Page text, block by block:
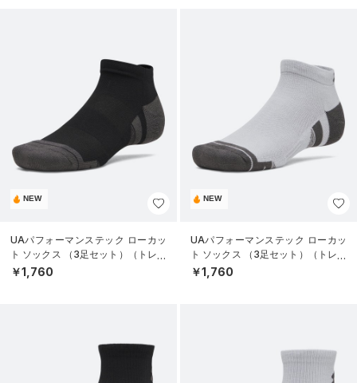
NEW
UAパフォーマンステック ローカッ
ト ソックス （3足セット）（トレー
ニング/UNISEX）
￥1,760
NEW
UAパフォーマンステック ローカッ
ト ソックス （3足セット）（トレー
ニング/UNISEX）
￥1,760